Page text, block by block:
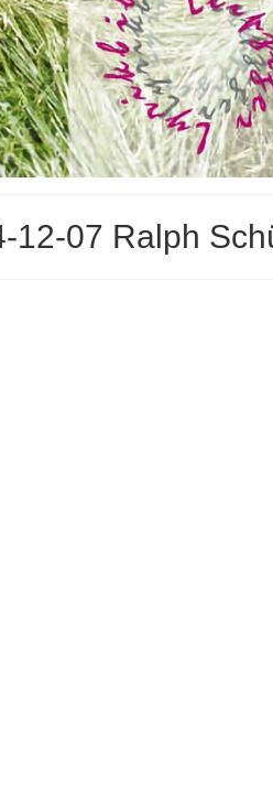
07 Ralph